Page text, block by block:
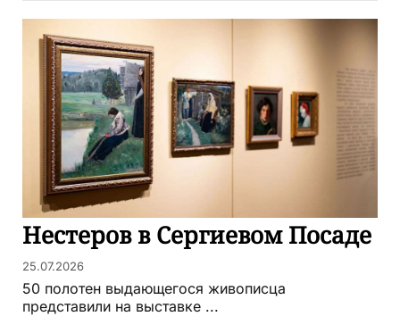
Нестеров в Сергиевом Посаде
25.07.2026
50 полотен выдающегося живописца
представили на выставке ...